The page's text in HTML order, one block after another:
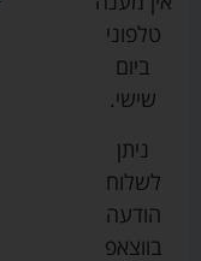
טלפוני
ביום
שישי.
ניתן
לשלוח
הודעה
בווצאפ